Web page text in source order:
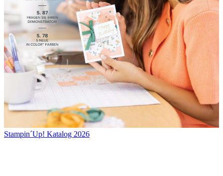
Stampin´Up! Katalog 2026